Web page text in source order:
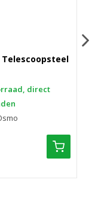
Telescoopsteel
direct